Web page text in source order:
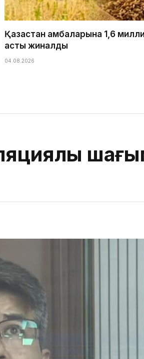
Қазақстан қамбаларына 1,6
астық жиналды
04.08.2026